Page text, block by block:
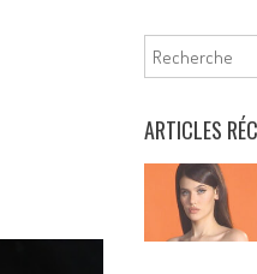
Rechercher
ARTICLES